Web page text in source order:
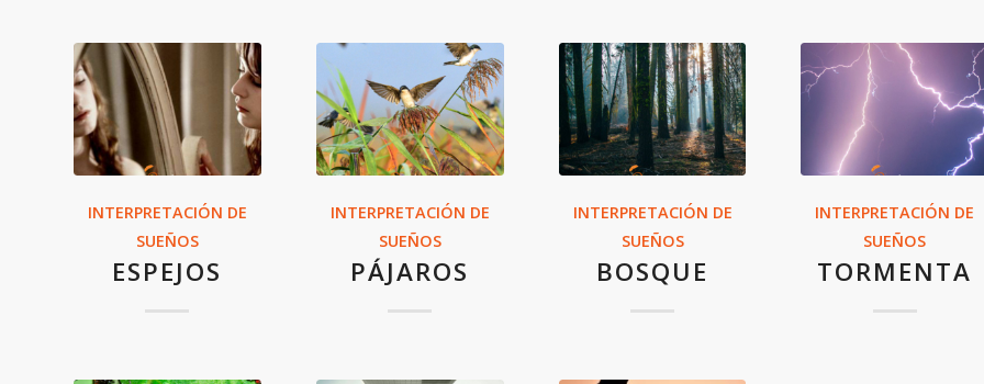
INTERPRETACIÓN DE
SUEÑOS
ESPEJOS
INTERPRETACIÓN DE
SUEÑOS
PÁJAROS
INTERPRETACIÓN DE
SUEÑOS
BOSQUE
INTERPRETACIÓN DE
SUEÑOS
TORMENTA